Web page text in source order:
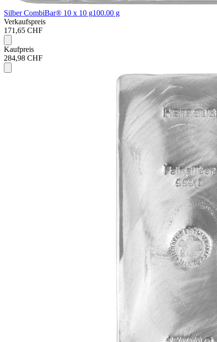
Silber CombiBar® 10 x 10 g100.00 g
Verkaufspreis
171,65 CHF
Kaufpreis
284,98 CHF